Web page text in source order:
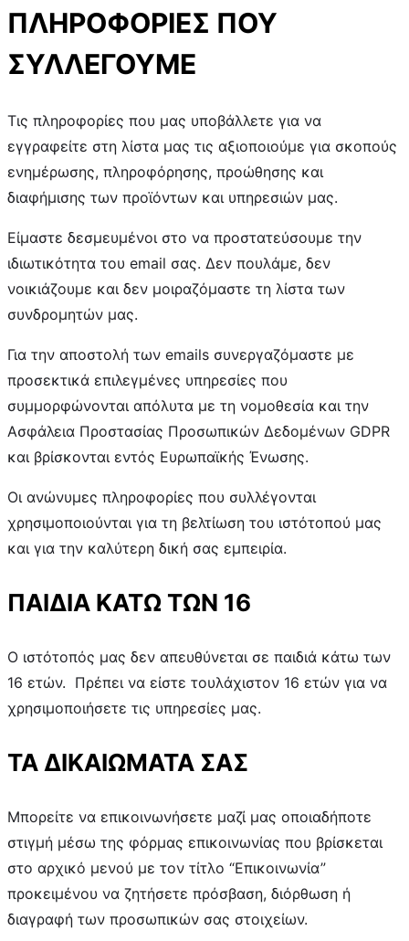
ΠΛΗΡΟΦΟΡΙΕΣ ΠΟΥ
ΣΥΛΛΕΓΟΥΜΕ
Τις πληροφορίες που μας υποβάλλετε για να
εγγραφείτε στη λίστα μας τις αξιοποιούμε για σκοπούς
ενημέρωσης, πληροφόρησης, προώθησης και
διαφήμισης των προϊόντων και υπηρεσιών μας.
Είμαστε δεσμευμένοι στο να προστατεύσουμε την
ιδιωτικότητα του email σας. Δεν πουλάμε, δεν
νοικιάζουμε και δεν μοιραζόμαστε τη λίστα των
συνδρομητών μας.
Για την αποστολή των emails συνεργαζόμαστε με
προσεκτικά επιλεγμένες υπηρεσίες που
συμμορφώνονται απόλυτα με τη νομοθεσία και την
Ασφάλεια Προστασίας Προσωπικών Δεδομένων GDPR
και βρίσκονται εντός Ευρωπαϊκής Ένωσης.
Οι ανώνυμες πληροφορίες που συλλέγονται
χρησιμοποιούνται για τη βελτίωση του ιστότοπού μας
και για την καλύτερη δική σας εμπειρία.
ΠΑΙΔΙΑ ΚΑΤΩ ΤΩΝ 16
Ο ιστότοπός μας δεν απευθύνεται σε παιδιά κάτω των
16 ετών. Πρέπει να είστε τουλάχιστον 16 ετών για να
χρησιμοποιήσετε τις υπηρεσίες μας.
ΤΑ ΔΙΚΑΙΩΜΑΤΑ ΣΑΣ
Μπορείτε να επικοινωνήσετε μαζί μας οποιαδήποτε
στιγμή μέσω της φόρμας επικοινωνίας που βρίσκεται
στο αρχικό μενού με τον τίτλο “Επικοινωνία”
προκειμένου να ζητήσετε πρόσβαση, διόρθωση ή
διαγραφή των προσωπικών σας στοιχείων.